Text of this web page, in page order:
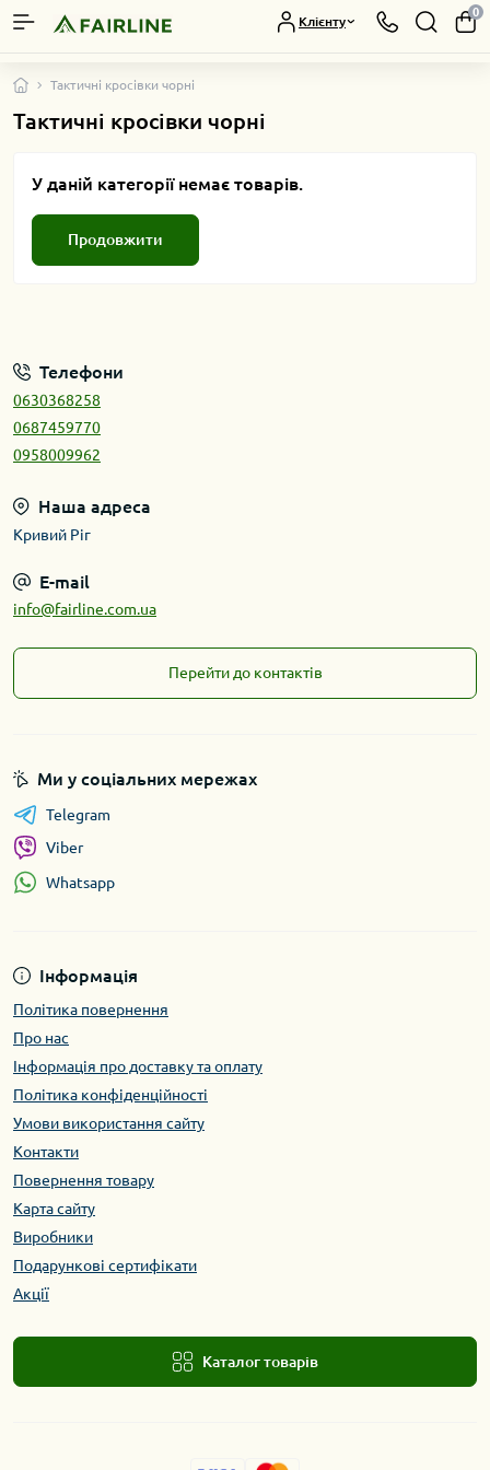
Клієнту
0
Тактичні кросівки чорні
Тактичні кросівки чорні
У даній категорії немає товарів.
Продовжити
Телефони
0630368258
0687459770
0958009962
Наша адреса
Кривий Ріг
E-mail
info@fairline.com.ua
Перейти до контактів
Інформація
Політика повернення
Про нас
Інформація про доставку та оплату
Політика конфіденційності
Умови використання сайту
Контакти
Повернення товару
Карта сайту
Виробники
Подарункові сертифікати
Акції
Каталог товарів
Ми у соціальних мережах
Telegram
Viber
Whatsapp